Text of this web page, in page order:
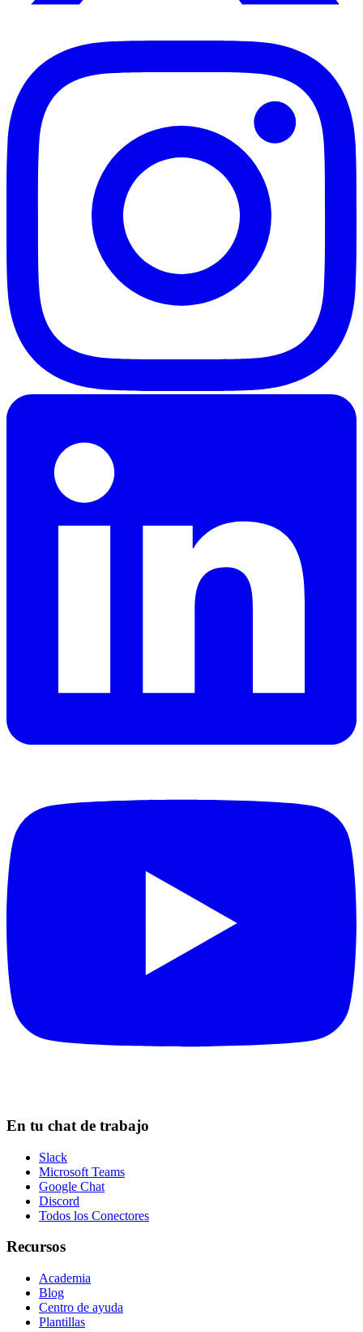
En tu chat de trabajo
Slack
Microsoft Teams
Google Chat
Discord
Todos los Conectores
Recursos
Academia
Blog
Centro de ayuda
Plantillas